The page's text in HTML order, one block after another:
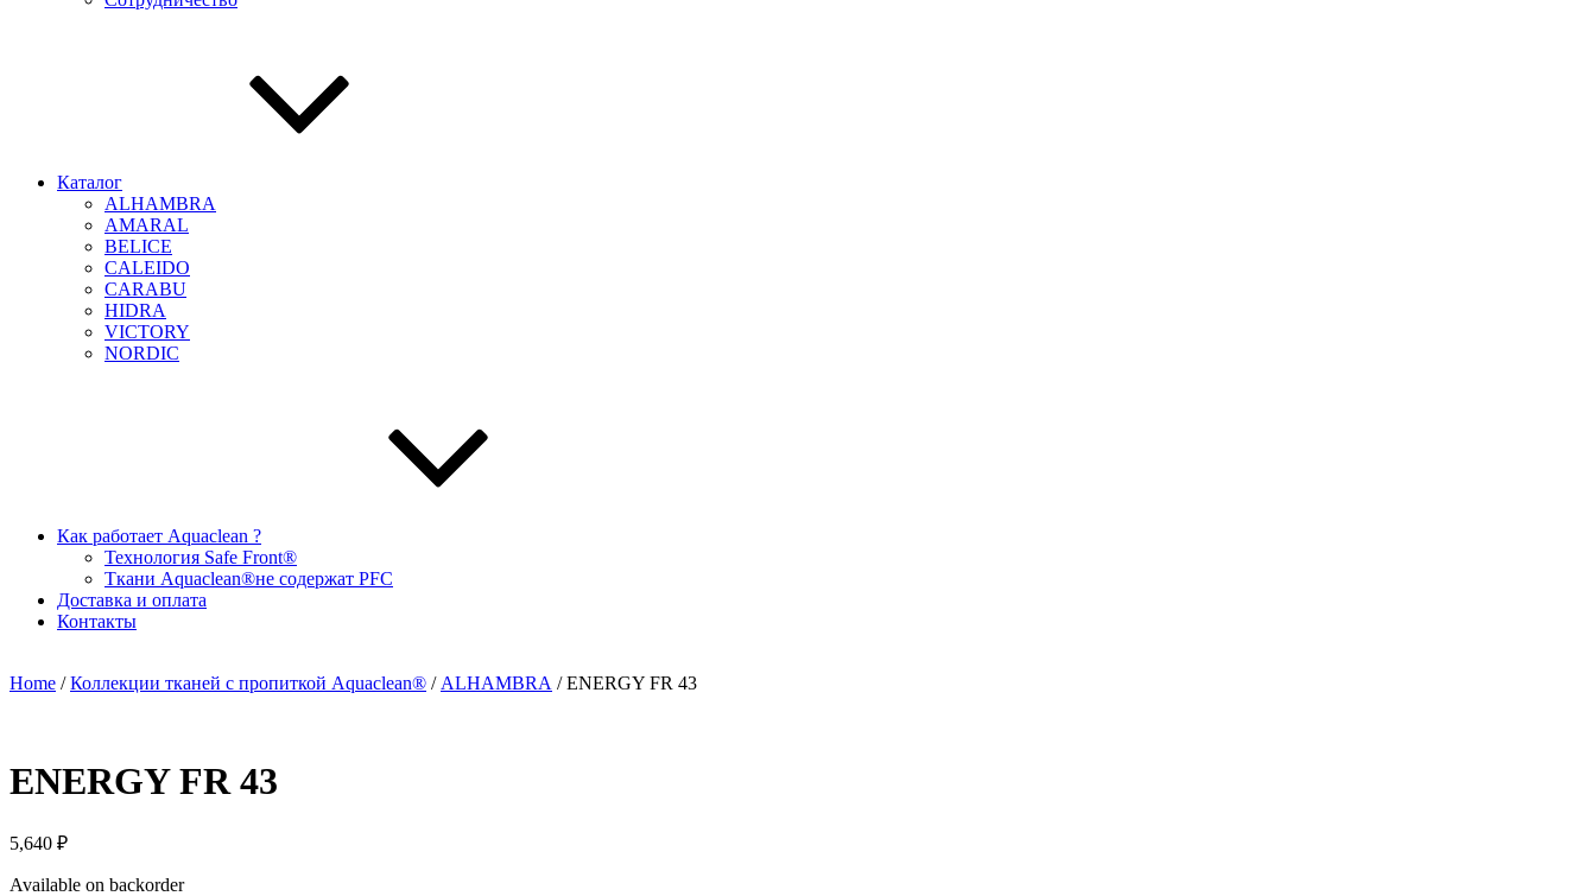
Каталог
ALHAMBRA
AMARAL
BELICE
CALEIDO
CARABU
HIDRA
VICTORY
NORDIC
Как работает Aquaclean ?
Технология Safe Front®
Ткани Aquaclean®не содержат PFC
Доставка и оплата
Контакты
Home /Коллекции тканей с пропиткой Aquaclean® / ALHAMBRA / ENERGY FR 43
ENERGY FR 43
5,640 ₽
Available on backorder